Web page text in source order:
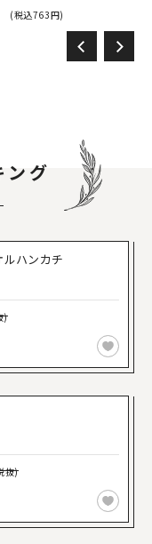
(税込763円)
ング
ハンカチ
)
抜)